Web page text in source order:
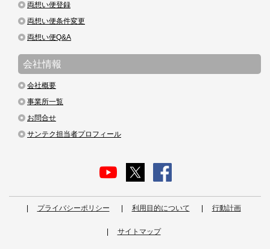
両想い便登録
両想い便条件変更
両想い便Q&A
会社情報
会社概要
事業所一覧
お問合せ
サンテク担当者プロフィール
プライバシーポリシー 利用目的について 行動計画
サイトマップ